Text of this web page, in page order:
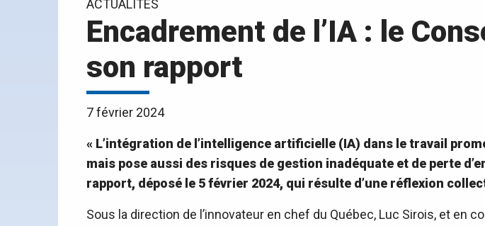
ACTUALITÉS
Encadrement de l’IA : le
son rapport
7 février 2024
« L’intégration de l’intelligence artificielle (IA) dans le travail
mais pose aussi des risques de gestion inadéquate et de perte
rapport, déposé le 5 février 2024, qui résulte d’une réflexion
Sous la direction de l’innovateur en chef du Québec, Luc Sirois, et